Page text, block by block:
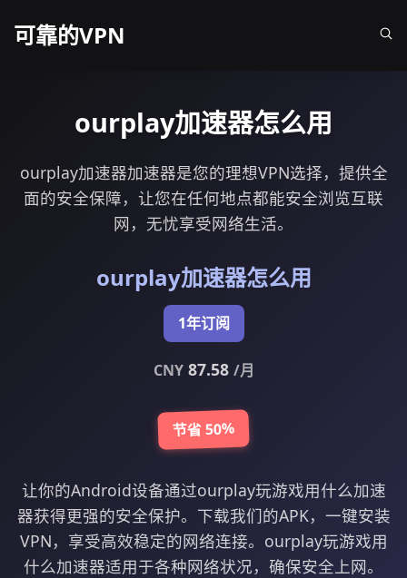
可靠的VPN
ourplay加速器怎么用
ourplay加速器加速器是您的理想VPN选择，提供全
面的安全保障，让您在任何地点都能安全浏览互联
网，无忧享受网络生活。
ourplay加速器怎么用
1年订阅
CNY87.58 /月
节省 50%
让你的Android设备通过ourplay玩游戏用什么加速
器获得更强的安全保护。下载我们的APK，一键安装
VPN，享受高效稳定的网络连接。ourplay玩游戏用
什么加速器适用于各种网络状况，确保安全上网。